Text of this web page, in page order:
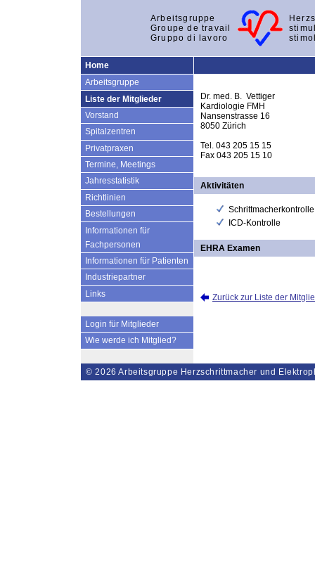
Arbeitsgruppe
Groupe de travail
Gruppo di lavoro
Home
Arbeitsgruppe
Liste der Mitglieder
Vorstand
Spitalzentren
Privatpraxen
Termine, Meetings
Jahresstatistik
Richtlinien
Bestellungen
Informationen für
Fachpersonen
Informationen für Patienten
Industriepartner
Links
Login für Mitglieder
Wie werde ich Mitglied?
Dr. med. B. Vettiger
Kardiologie FMH
Nansenstrasse 16
8050 Zürich
Tel. 043 205 15 15
Fax 043 205 15 10
Aktivitäten
Schrittmacherkontrolle
ICD-Kontrolle
EHRA Examen
Zurück zur Liste der
© 2026 Arbeitsgruppe Herzschrittmacher und